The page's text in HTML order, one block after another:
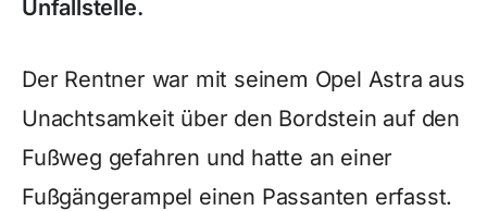
Unfallstelle.
Der Rentner war mit seinem Opel Astra aus
Unachtsamkeit über den Bordstein auf den
Fußweg gefahren und hatte an einer
Fußgängerampel einen Passanten erfasst.